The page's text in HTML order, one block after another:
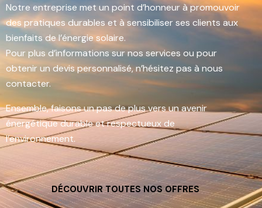
Notre entreprise met un point d’honneur à promouvoir
des pratiques durables et à sensibiliser ses clients aux
bienfaits de l’énergie solaire.
Pour plus d’informations sur nos services ou pour
obtenir un devis personnalisé, n’hésitez pas à nous
contacter.
Ensemble, faisons un pas de plus vers un avenir
énergétique durable et respectueux de
l’environnement.
DÉCOUVRIR TOUTES NOS OFFRES